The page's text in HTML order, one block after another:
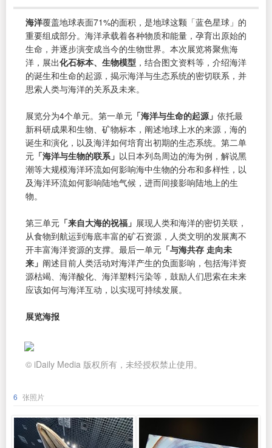
海洋覆盖地球表面71%的面积，是地球这颗「蓝色星球」的
重要组成部分。海洋承载着各种物质和能量，孕育出原始的
生命，并逐步演变成当今的生物世界。本次展览将聚焦海
洋，展出化石标本、生物模型 ，结合图文资料等，介绍海洋
的诞生和生命的起源，揭示海洋与生态系统的密切联系，并
思索人类与海洋的关系及未来。
展览分为4个单元。第一单元 「海洋与生命的起源」 依托最
新科研成果和生物、矿物标本，阐述地球上水的来源，海的
诞生和演化，以及海洋如何培育出初期的生态系统。第二单
元 「海洋与生物的联系」 以日本列岛周边的海为例，解说黑
潮等大规模海洋环流如何影响海中生物的分布和多样性，以
及海洋环流如何影响陆地气候，进而间接影响陆地上的生
物。
第三单元 「来自大海的祝福」 展现人类和海洋的密切关联，
从食物到航运到海底丰富的矿石资源，人类文明的发展离不
开丰富海洋资源的支撑。最后一单元 「与海共存 走向未
来」 阐述目前人类活动对海洋产生的负面影响，包括海洋资
源枯竭、海洋酸化、海洋塑料污染等，鼓励人们思索在未来
应该如何与海洋互动，以实现可持续发展。
展览海报
© iDaily Media 版权所有，未经授权禁止使用。
6 张照片